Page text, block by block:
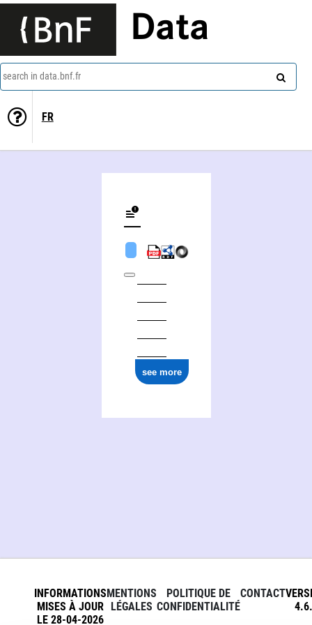
Data
search in data.bnf.fr
FR
see more
INFORMATIONS
MISES À JOUR
LE 28-04-2026
MENTIONS
LÉGALES
POLITIQUE DE
CONFIDENTIALITÉ
CONTACT